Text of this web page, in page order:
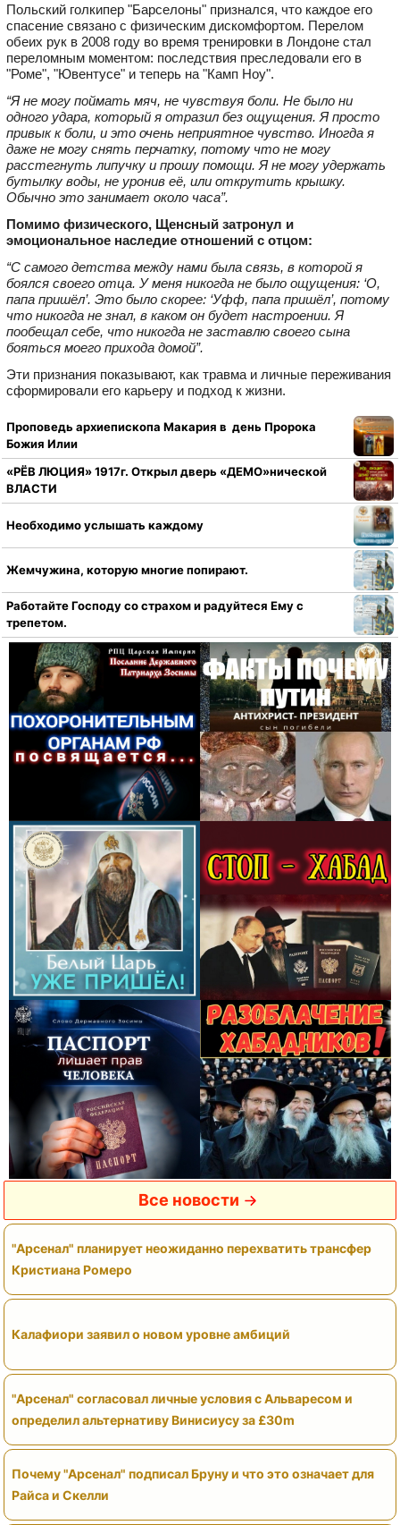
Польский голкипер "Барселоны" признался, что каждое его
спасение связано с физическим дискомфортом. Перелом
обеих рук в 2008 году во время тренировки в Лондоне стал
переломным моментом: последствия преследовали его в
"Роме", "Ювентусе" и теперь на "Камп Ноу".
“Я не могу поймать мяч, не чувствуя боли. Не было ни
одного удара, который я отразил без ощущения. Я просто
привык к боли, и это очень неприятное чувство. Иногда я
даже не могу снять перчатку, потому что не могу
расстегнуть липучку и прошу помощи. Я не могу удержать
бутылку воды, не уронив её, или открутить крышку.
Обычно это занимает около часа”.
Помимо физического, Щенсный затронул и
эмоциональное наследие отношений с отцом:
“С самого детства между нами была связь, в которой я
боялся своего отца. У меня никогда не было ощущения: ‘О,
папа пришёл’. Это было скорее: ‘Уфф, папа пришёл’, потому
что никогда не знал, в каком он будет настроении. Я
пообещал себе, что никогда не заставлю своего сына
бояться моего прихода домой”.
Эти признания показывают, как травма и личные переживания
сформировали его карьеру и подход к жизни.
Проповедь архиепископа Макария в день Пророка
Божия Илии
«РЁВ ЛЮЦИЯ» 1917г. Открыл дверь «ДЕМО»нической
ВЛАСТИ
Необходимо услышать каждому
Жемчужина, которую многие попирают.
Работайте Господу со страхом и радуйтеся Ему с
трепетом.
Все новости
"Арсенал" планирует неожиданно перехватить трансфер
Кристиана Ромеро
Калафиори заявил о новом уровне амбиций
"Арсенал" согласовал личные условия с Альваресом и
определил альтернативу Винисиусу за £30m
Почему "Арсенал" подписал Бруну и что это означает для
Райса и Скелли